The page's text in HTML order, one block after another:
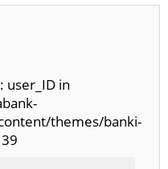
user_ID in
themes/banki-